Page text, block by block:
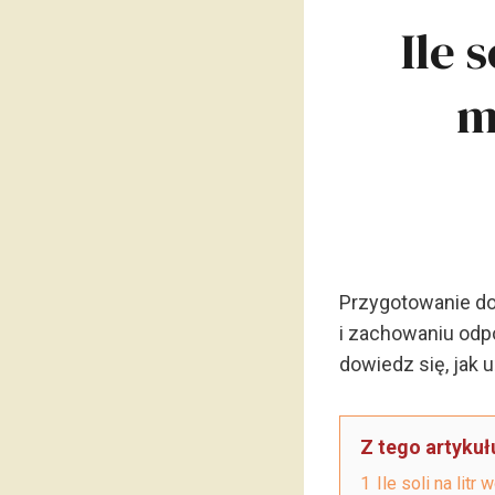
Ile
Przygotowanie
i zachowaniu
dowiedz się, jak
Z tego
1
Ile soli na litr